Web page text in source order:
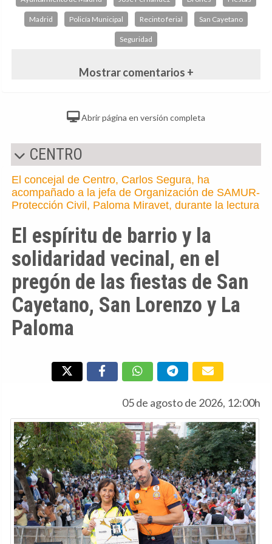
Madrid Policía Municipal Recinto ferial San Cayetano
Seguridad
Mostrar comentarios +
Abrir página en versión completa
CENTRO
El concejal de Centro, Carlos Segura, ha
acompañado a la jefa de Organización de SAMUR-
Protección Civil, Paloma Miravet, durante la lectura
El espíritu de barrio y la
solidaridad vecinal, en el
pregón de las fiestas de San
Cayetano, San Lorenzo y La
Paloma
05 de agosto de 2026, 12:00h